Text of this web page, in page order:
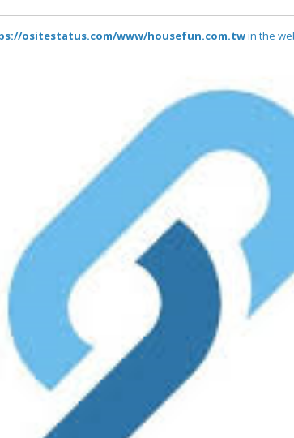
ositestatus.com/www/housefun.com.twin the